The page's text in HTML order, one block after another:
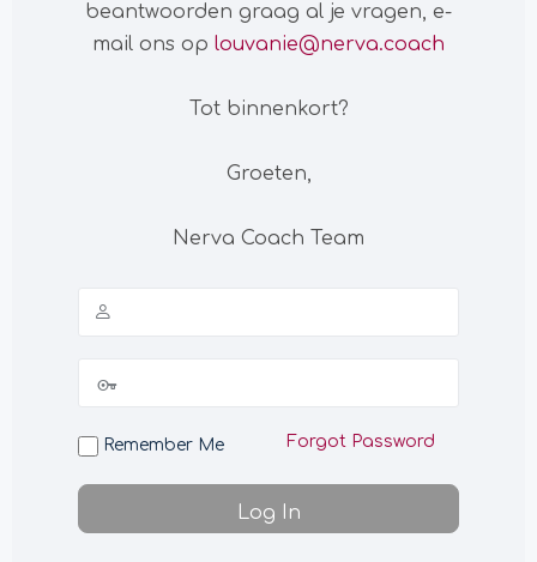
beantwoorden graag al je vragen, e-
mail ons op louvanie@nerva.coach
Tot binnenkort?
Groeten,
Nerva Coach Team
Remember Me Forgot Password